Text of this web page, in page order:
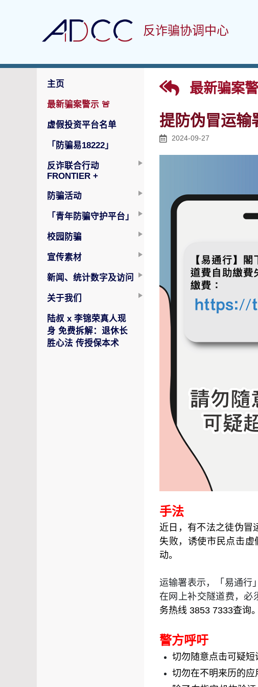
反诈骗协调中心
主页
最新骗案警示 🚨
虚假投资平台名单
「防骗易18222」
反诈联合行动
FRONTIER +
防骗活动
「青年防骗守护平台」
校园防骗
宣传素材
新闻、统计数字及访问
关于我们
陆叔 x 李锦荣真人现
身 免费拆解：退休长
胜心法 传授保本术
最新骗案
提防伪冒运输
2024-09-27
手法
近日，有不法之徒伪冒
失败，诱使市民点击
动。
运输署表示，「易通行
在网上补交隧道费，必
务热线 3853 7333查询。
警方呼吁
切勿随意点击可疑短
切勿在不明来历的应